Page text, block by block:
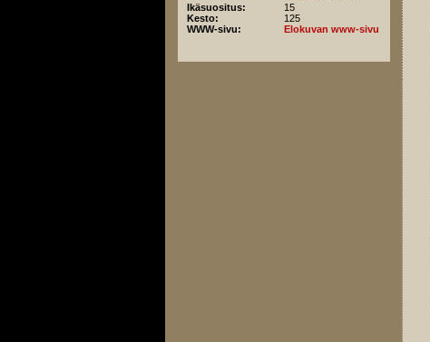
Ikäsuositus:
15
Kesto:
125
WWW-sivu:
Elokuvan www-sivu